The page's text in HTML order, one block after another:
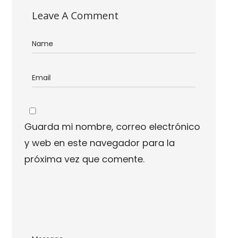
Leave A Comment
Guarda mi nombre, correo electrónico
y web en este navegador para la
próxima vez que comente.